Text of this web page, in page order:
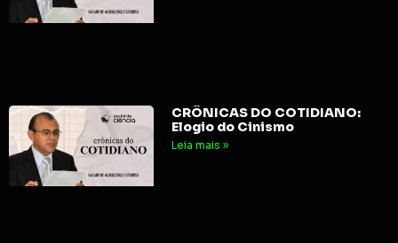
CRÔNICAS DO COTIDIANO:
Elogio do Cinismo
Leia mais »